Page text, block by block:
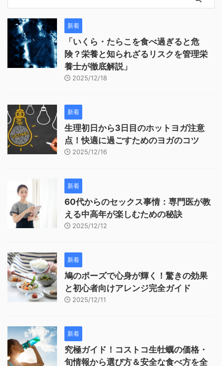
新着
「いくら・たらこを食べ過ぎると危
険？栄養と知られざるリスクを管理栄
養士が徹底解説」
2025/12/18
新着
生理初日から3日目のホットヨガ注意
点！快適に過ごすためのヨガのコツ
2025/12/16
新着
60代からのセックス事情：専門医が教
える中高年が楽しむための秘訣
2025/12/12
新着
鳩のポーズで心身が輝く！驚きの効果
と初心者向けアレンジ完全ガイド
2025/12/11
新着
究極ガイド！コストコ生牡蠣の価格・
旬情報から選び方＆安全な食べ方を全